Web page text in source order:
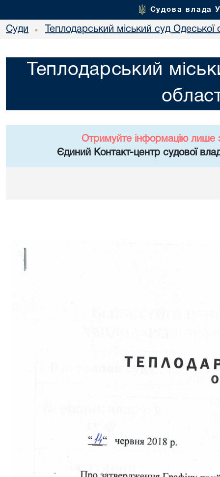
Судова влада
Суди • Теплодарський міський суд Одеської
Теплодарський
Отримуйте інформацію лише
Єдиний Контакт-центр судової